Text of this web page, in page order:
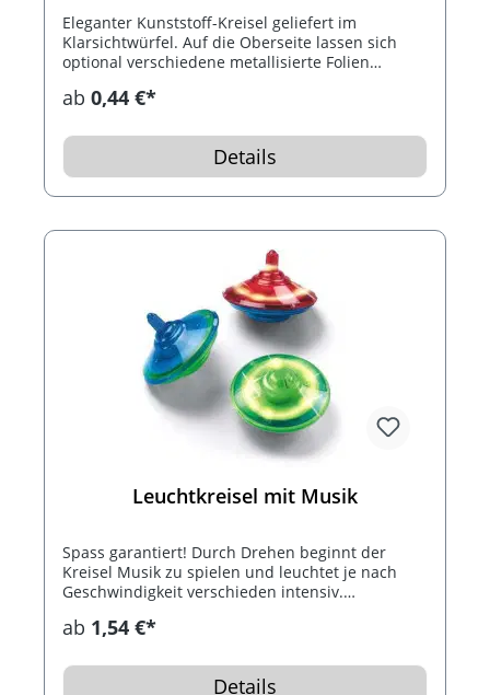
Eleganter Kunststoff-Kreisel geliefert im
Klarsichtwürfel. Auf die Oberseite lassen sich
optional verschiedene metallisierte Folien
entstehen.
ab 0,44 €*
Details
Leuchtkreisel mit Musik
Spass garantiert! Durch Drehen beginnt der
Kreisel Musik zu spielen und leuchtet je nach
Geschwindigkeit verschieden intensiv.
PVC-Einzelverpackung.
ab 1,54 €*
Details